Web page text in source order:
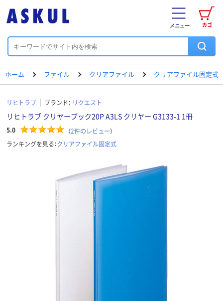
カゴ
メニュー
ホーム ファイル クリアファイル クリアファイル固定式
リヒトラブ ブランド： リクエスト
リヒトラブ クリヤーブック20P A3LS クリヤー G3133-1 1冊
5.0 （2件のレビュー）
ランキングを見る：クリアファイル固定式